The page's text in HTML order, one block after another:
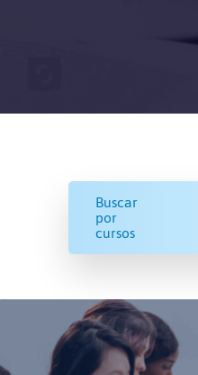
Buscar
por
cursos